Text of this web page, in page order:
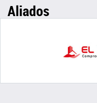
Aliados